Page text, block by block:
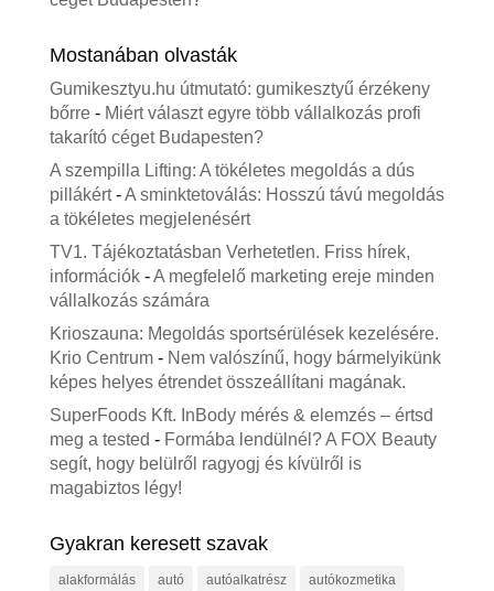
Mostanában olvasták
Gumikesztyu.hu útmutató: gumikesztyű érzékeny
bőrre- Miért választ egyre több vállalkozás profi
takarító céget Budapesten?
A szempilla Lifting: A tökéletes megoldás a dús
pillákért-A sminktetoválás: Hosszú távú megoldás
a tökéletes megjelenésért
TV1. Tájékoztatásban Verhetetlen. Friss hírek,
információk-A megfelelő marketing ereje minden
vállalkozás számára
Krioszauna: Megoldás sportsérülések kezelésére.
Krio Centrum- Nem valószínű, hogy bármelyikünk
képes helyes étrendet összeállítani magának.
SuperFoods Kft. InBody mérés & elemzés – értsd
meg a tested - Formába lendülnél? A FOX Beauty
segít, hogy belülről ragyogj és kívülről is
magabiztos légy!
Gyakran keresett szavak
alakformálás autó autóalkatrész autókozmetika